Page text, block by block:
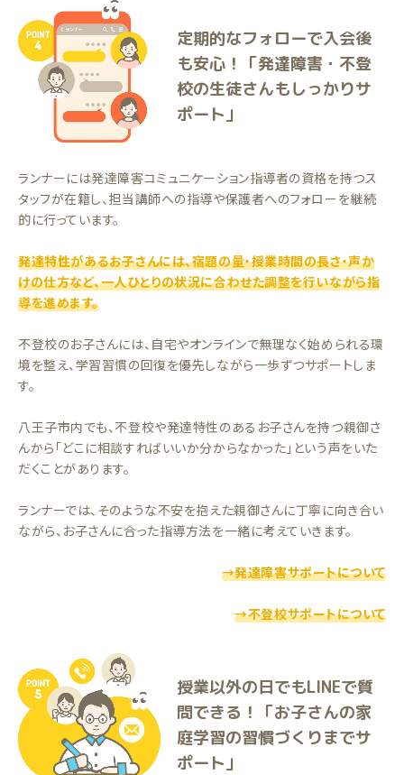
定期的なフォローで入会後
も安心！「発達障害・不登
校の生徒さんもしっかりサ
ポート」
ランナーには発達障害コミュニケーション指導者の資格を持つス
タッフが在籍し、担当講師への指導や保護者へのフォローを継続
的に行っています。
発達特性があるお子さんには、宿題の量・授業時間の長さ・声か
けの仕方など、一人ひとりの状況に合わせた調整を行いながら指
導を進めます。
不登校のお子さんには、自宅やオンラインで無理なく始められる環
境を整え、学習習慣の回復を優先しながら一歩ずつサポートしま
す。
八王子市内でも、不登校や発達特性のあるお子さんを持つ親御さ
んから「どこに相談すればいいか分からなかった」という声をいた
だくことがあります。
ランナーでは、そのような不安を抱えた親御さんに丁寧に向き合い
ながら、お子さんに合った指導方法を一緒に考えていきます。
→発達障害サポートについて
→不登校サポートについて
授業以外の日でもLINEで質
問できる！「お子さんの家
庭学習の習慣づくりまでサ
ポート」